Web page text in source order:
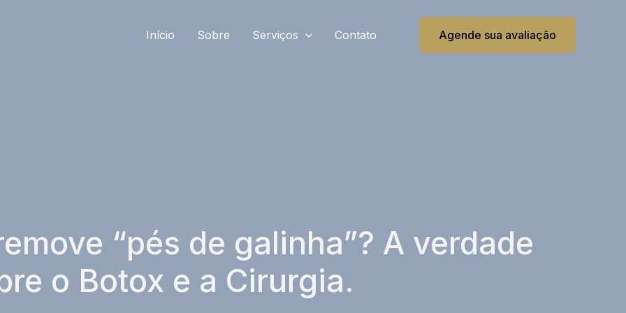
Início Sobre Serviços Contato Agende sua avaliação
“pés de galinha”? A verdade
o Botox e a Cirurgia.